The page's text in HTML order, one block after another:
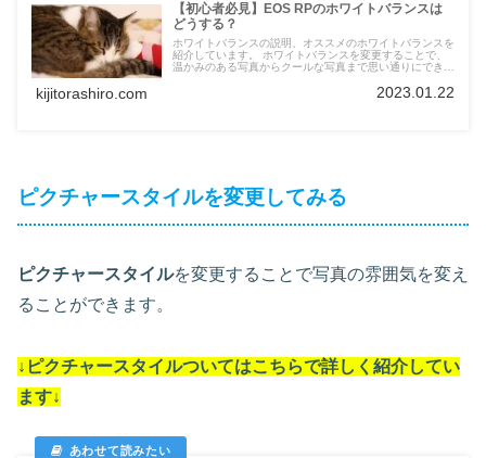
【初心者必見】EOS RPのホワイトバランスは
どうする？
ホワイトバランスの説明、オススメのホワイトバランスを
紹介しています。 ホワイトバランスを変更することで、
温かみのある写真からクールな写真まで思い通りにできま
kijitorashiro.com 2023.01.22
ピクチャースタイルを変更してみる
ピクチャースタイルを変更することで写真の雰囲気を変え
ることができます。
↓ ピクチャースタイルついてはこちらで詳しく紹介してい
ます↓